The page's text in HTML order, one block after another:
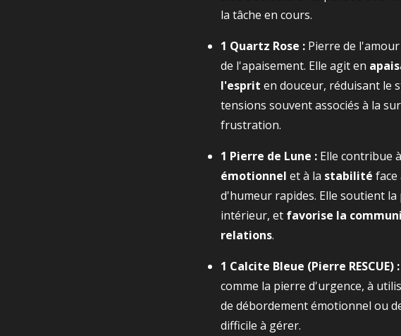
la tâche en cours.
1 Quartz Rose : Pierre de
de l'apaisement. Elle agit en
l'esprit en douceur, réduisant le
tensions souvent associés à la
frustration.
1 Pierre de Lune : Elle contribue
émotionnel et à la stabilité face
d'humeur rapides. Elle soutient la
intérieur, et favorise la
relations.
1 Calcite Bleue (Pierre RESCUE) :
comme la pierre d'urgence, à
de débordement émotionnel ou
difficile à gérer.